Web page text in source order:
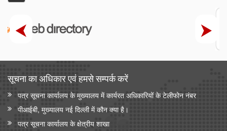
सूचना का अधिकार एवं हमसे सम्‍पर्क करें
पत्र सूचना कार्यालय के मुख्यालय में कार्यरत अधिकारियों के टेलीफोन नंबर
पीआईबी, मुख्यालय नई दिल्ली में कौन क्या है।
पत्र सूचना कार्यालय के क्षेत्रीय शाखा